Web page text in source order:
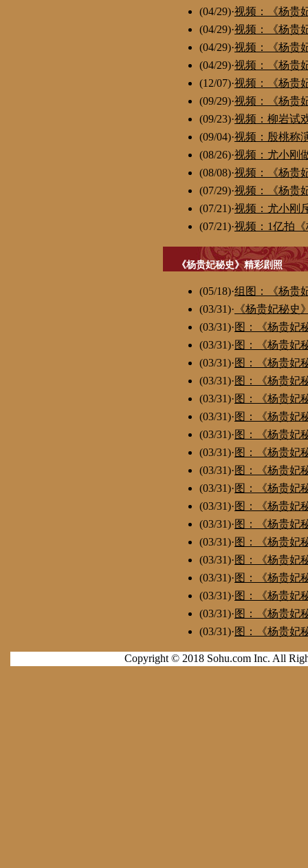
(04/29)·视频：《杨贵
(04/29)·视频：《杨贵
(04/29)·视频：《杨贵
(04/29)·视频：《杨贵
(12/07)·视频：《杨贵
(09/29)·视频：《杨贵
(09/23)·视频：柳岩试
(09/04)·视频：殷桃称
(08/26)·视频：尤小刚
(08/08)·视频：《杨贵
(07/29)·视频：《杨贵
(07/21)·视频：尤小刚
(07/21)·视频：1亿拍
《杨贵妃秘史》精彩剧照
(05/18)·组图：《杨贵
(03/31)· 《杨贵妃秘史
(03/31)·图：《杨贵妃
(03/31)·图：《杨贵妃
(03/31)·图：《杨贵妃
(03/31)·图：《杨贵妃
(03/31)·图：《杨贵妃
(03/31)·图：《杨贵妃
(03/31)·图：《杨贵妃
(03/31)·图：《杨贵妃
(03/31)·图：《杨贵妃
(03/31)·图：《杨贵妃
(03/31)·图：《杨贵妃
(03/31)·图：《杨贵妃
(03/31)·图：《杨贵妃
(03/31)·图：《杨贵妃
(03/31)·图：《杨贵妃
(03/31)·图：《杨贵妃
(03/31)·图：《杨贵妃
(03/31)·图：《杨贵妃
Copyright © 2018 Sohu.com Inc. All